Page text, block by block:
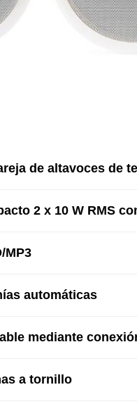
de altavoces de
2 x 10 W RMS
MP3
automáticas
mediante
a tornillo